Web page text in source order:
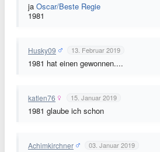
ja Oscar/Beste Regie
1981
Husky09 13. Februar 2019
1981 hat einen gewonnen....
katlen76 15. Januar 2019
1981 glaube ich schon
Achimkirchner 03. Januar 2019